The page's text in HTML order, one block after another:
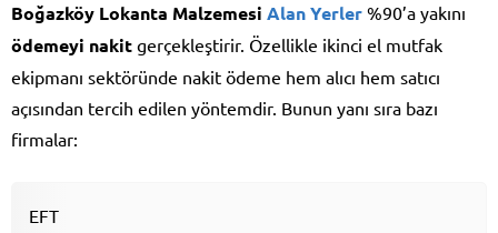
Boğazköy Lokanta Malzemesi Alan Yerler %90’a yakını
ödemeyi nakit gerçekleştirir. Özellikle ikinci el mutfak
ekipmanı sektöründe nakit ödeme hem alıcı hem satıcı
açısından tercih edilen yöntemdir. Bunun yanı sıra bazı
firmalar:
EFT